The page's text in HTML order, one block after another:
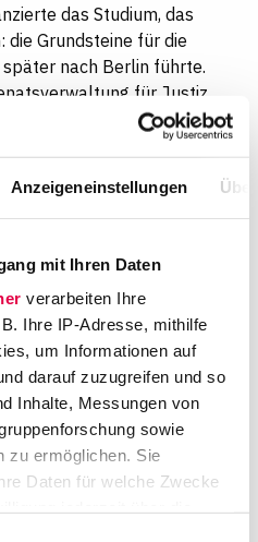
Anzeigeneinstellungen
mit Ihren Daten
verarbeiten Ihre
Ihre IP-Adresse, mithilfe
um Informationen auf
darauf zuzugreifen und so
Inhalte, Messungen von
sowie
zu ermöglichen. Sie
Daten für welche Zwecke
das Studium, das
Grundsteine für die
nach Berlin führte.
für Justiz
Antrag, die Zeiten
für den
§ 38a Abs. 1 Nr. 3
in der
gejobbt habe. Ein
da hin" durchzog
und
Ehrgeiz nicht nur
auch der
der Richterbank erster